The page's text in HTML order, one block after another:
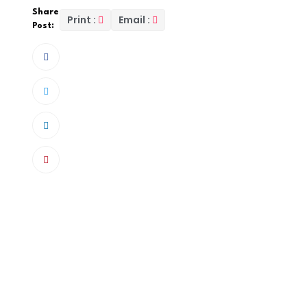
Share
Post:
Print : Email :